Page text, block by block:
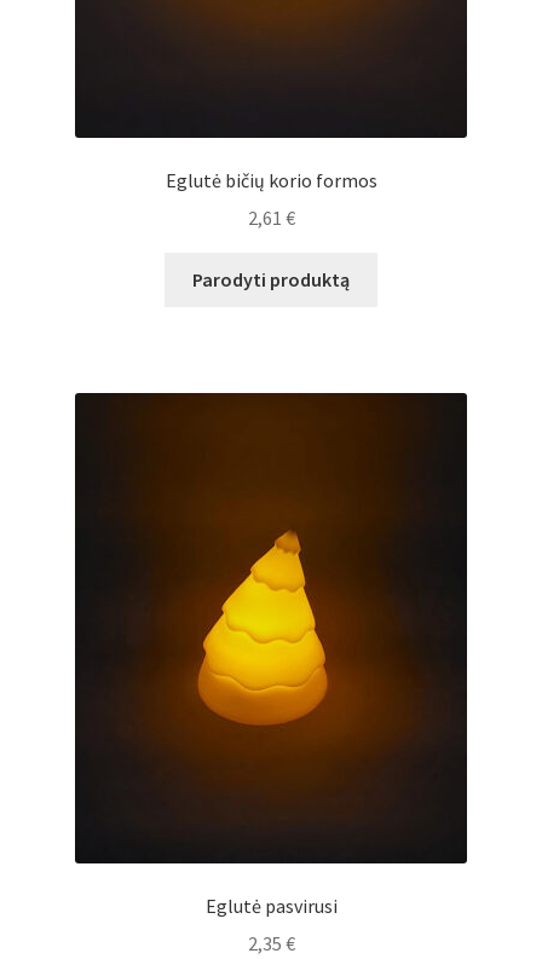
Eglutė bičių korio formos
2,61 €
Parodyti produktą
Eglutė pasvirusi
2,35 €